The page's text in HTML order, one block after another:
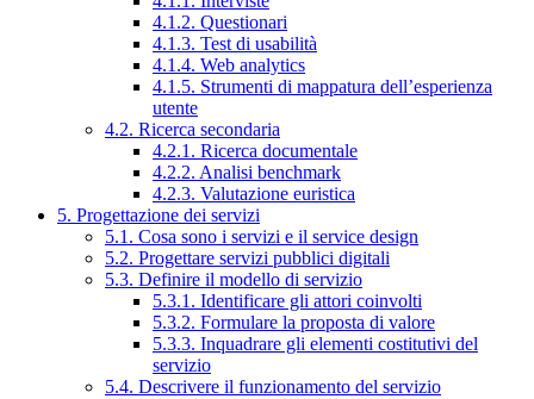
4.1.2. Questionari
4.1.3. Test di usabilità
4.1.4. Web analytics
4.1.5. Strumenti di mappatura dell’esperienza
utente
4.2. Ricerca secondaria
4.2.1. Ricerca documentale
4.2.2. Analisi benchmark
4.2.3. Valutazione euristica
5. Progettazione dei servizi
5.1. Cosa sono i servizi e il service design
5.2. Progettare servizi pubblici digitali
5.3. Definire il modello di servizio
5.3.1. Identificare gli attori coinvolti
5.3.2. Formulare la proposta di valore
5.3.3. Inquadrare gli elementi costitutivi del
servizio
5.4. Descrivere il funzionamento del servizio